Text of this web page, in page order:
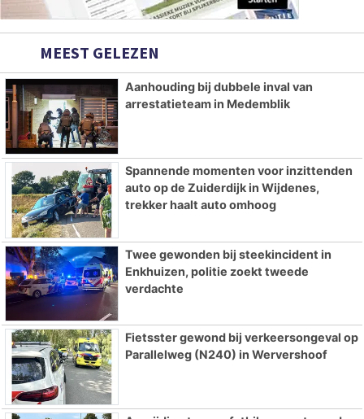
MEEST GELEZEN
Aanhouding bij dubbele inval van
arrestatieteam in Medemblik
Spannende momenten voor inzittenden
auto op de Zuiderdijk in Wijdenes,
trekker haalt auto omhoog
Twee gewonden bij steekincident in
Enkhuizen, politie zoekt tweede
verdachte
Fietsster gewond bij verkeersongeval op
Parallelweg (N240) in Wervershoof